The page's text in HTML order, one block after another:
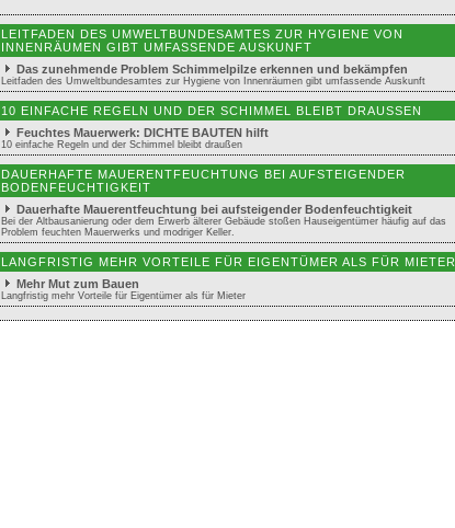
LEITFADEN DES UMWELTBUNDESAMTES ZUR HYGIENE VON
INNENRÄUMEN GIBT UMFASSENDE AUSKUNFT
Das zunehmende Problem Schimmelpilze erkennen und bekämpfen
Leitfaden des Umweltbundesamtes zur Hygiene von Innenräumen gibt umfassende Auskunft
10 EINFACHE REGELN UND DER SCHIMMEL BLEIBT DRAUSSEN
Feuchtes Mauerwerk: DICHTE BAUTEN hilft
10 einfache Regeln und der Schimmel bleibt draußen
DAUERHAFTE MAUERENTFEUCHTUNG BEI AUFSTEIGENDER
BODENFEUCHTIGKEIT
Dauerhafte Mauerentfeuchtung bei aufsteigender Bodenfeuchtigkeit
Bei der Altbausanierung oder dem Erwerb älterer Gebäude stoßen Hauseigentümer häufig auf das
Problem feuchten Mauerwerks und modriger Keller.
LANGFRISTIG MEHR VORTEILE FÜR EIGENTÜMER ALS FÜR MIETER
Mehr Mut zum Bauen
Langfristig mehr Vorteile für Eigentümer als für Mieter